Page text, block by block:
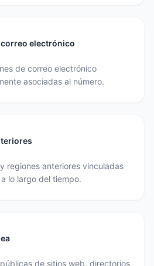
electrónico
de correo electrónico
asociadas al número.
regiones anteriores vinculadas
lo largo del tiempo.
de sitios web, directorios